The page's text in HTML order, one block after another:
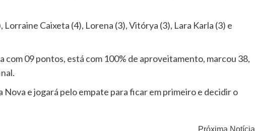
Caixeta (4), Lorena (3), Vitórya (3), Lara Karla (3) e
com 09 pontos, está com 100% de aproveitamento, marcou 38,
Nova e jogará pelo empate para ficar em primeiro e decidir o
Próxima Notícia